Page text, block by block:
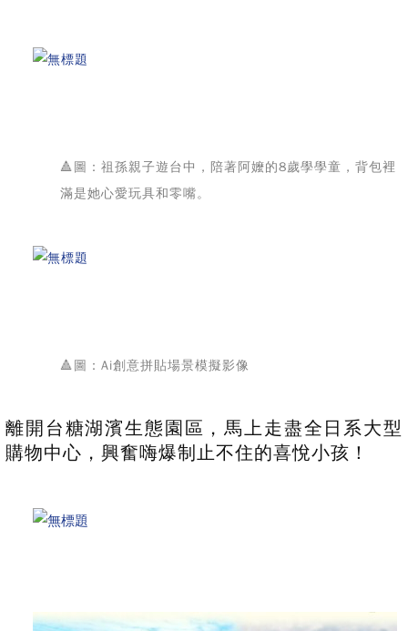
🔺圖：祖孫親子遊台中，陪著阿嬤的8歲學學童，背包裡
滿是她心愛玩具和零嘴。
🔺圖：Ai創意拼貼場景模擬影像
離開台糖湖濱生態園區，馬上走盡全日系大型
購物中心，興奮嗨爆制止不住的喜悅小孩！